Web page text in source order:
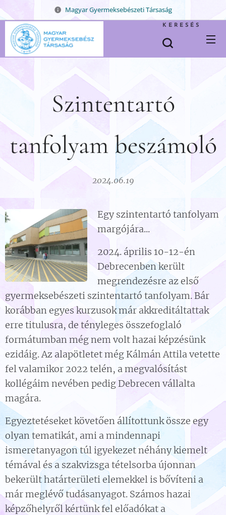
Magyar Gyermeksebészeti Társaság
KERESÉS
Szintentartó
tanfolyam beszámoló
2024.06.19
Egy szintentartó tanfolyam
margójára...
2024. április 10-12-én
Debrecenben került
megrendezésre az első
gyermeksebészeti szintentartó tanfolyam. Bár
korábban egyes kurzusok már akkreditáltattak
erre titulusra, de tényleges összefoglaló
formátumban még nem volt hazai képzésünk
ezidáig. Az alapötletet még Kálmán Attila vetette
fel valamikor 2022 telén, a megvalósítást
kollégáim nevében pedig Debrecen vállalta
magára.
Egyeztetéseket követően állítottunk össze egy
olyan tematikát, ami a mindennapi
ismeretanyagon túl igyekezet néhány kiemelt
témával és a szakvizsga tételsorba újonnan
bekerült határterületi elemekkel is bővíteni a
már meglévő tudásanyagot. Számos hazai
képzőhelyről kértünk fel előadókat a